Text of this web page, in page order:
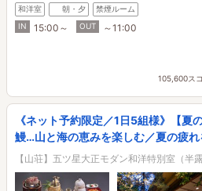
和洋室 朝・夕
禁煙ルーム
IN
15:00～ OUT ～11:00
105,600ス
《ネット予約限定／1日5組様》【夏
鰻…山と海の恵みを楽しむ／夏の疲
【山荘】五ツ星大正モダン和洋特別室（半